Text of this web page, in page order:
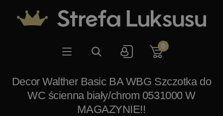
0
Decor Walther Basic BA WBG Szczotka do
WC ścienna biały/chrom 0531000 W
MAGAZYNIE!!